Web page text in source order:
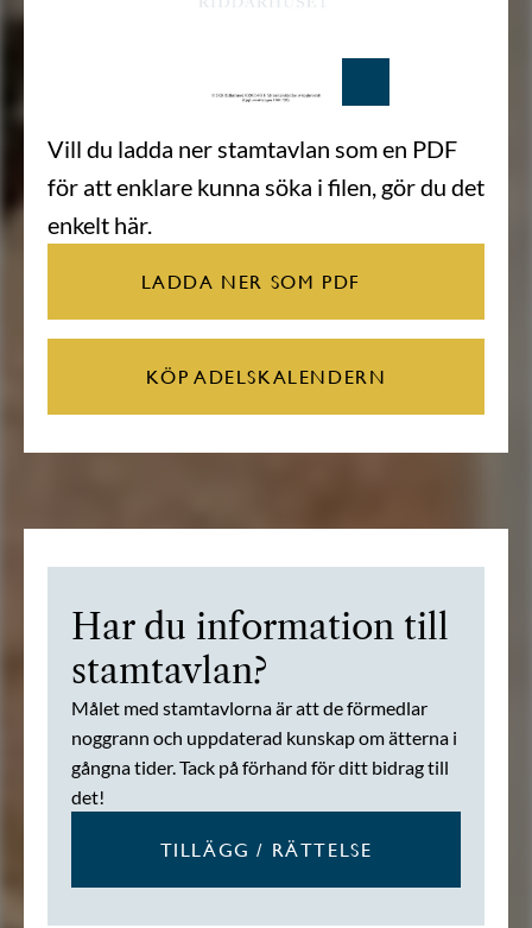
Vill du ladda ner stamtavlan som en PDF
för att enklare kunna söka i filen, gör du det
enkelt här.
LADDA NER SOM PDF
KÖP ADELSKALENDERN
Har du information till
stamtavlan?
Målet med stamtavlorna är att de förmedlar
noggrann och uppdaterad kunskap om ätterna i
gångna tider. Tack på förhand för ditt bidrag till
det!
TILLÄGG / RÄTTELSE